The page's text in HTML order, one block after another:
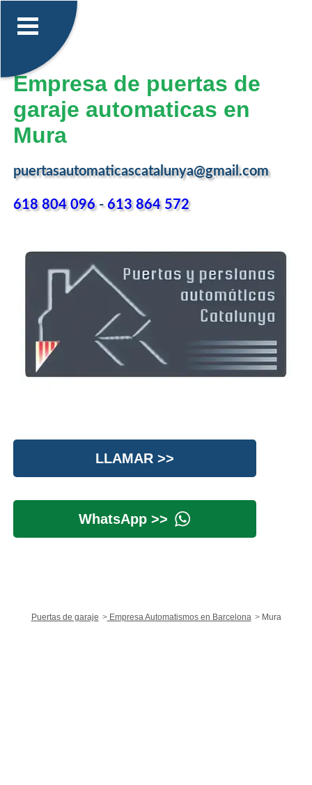
Empresa de puertas de
garaje automaticas en
Mura
puertasautomaticascatalunya@gmail.com
618 804 096-613 864 572
LLAMAR >>
WhatsApp >>
Puertas de garaje Empresa Automatismos en Barcelona Mura